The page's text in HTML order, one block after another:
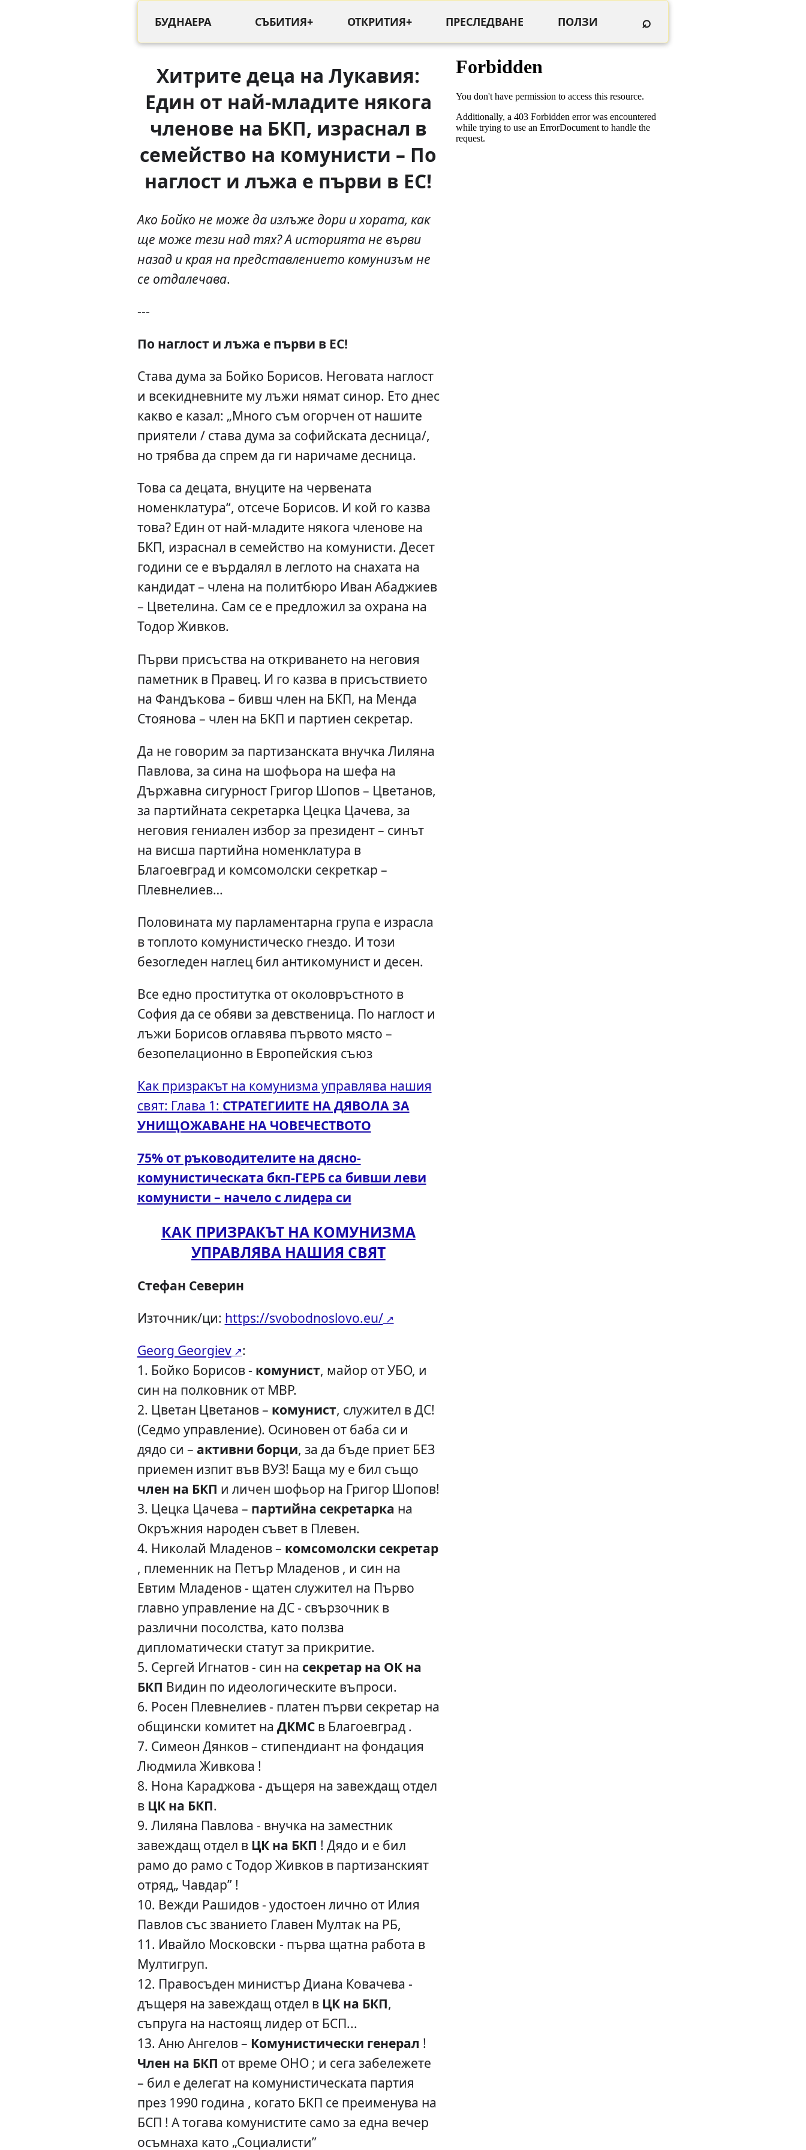
БУДНАЕРА СЪБИТИЯ+ ОТКРИТИЯ+ ПРЕСЛЕДВАНЕ ПОЛЗИ ⌕
Хитрите деца на Лукавия:
Един от най-младите някога
членове на БКП, израснал в
семейство на комунисти – По
наглост и лъжа е първи в ЕС!
Ако Бойко не може да излъже дори и хората, как
ще може тези над тях? А историята не върви
назад и края на представлението комунизъм не
се отдалечава.
---
По наглост и лъжа е първи в ЕС!
Става дума за Бойко Борисов. Неговата наглост
и всекидневните му лъжи нямат синор. Ето днес
какво е казал: „Много съм огорчен от нашите
приятели / става дума за софийската десница/,
но трябва да спрем да ги наричаме десница.
Това са децата, внуците на червената
номенклатура“, отсече Борисов. И кой го казва
това? Един от най-младите някога членове на
БКП, израснал в семейство на комунисти. Десет
години се е върдалял в леглото на снахата на
кандидат – члена на политбюро Иван Абаджиев
– Цветелина. Сам се е предложил за охрана на
Тодор Живков.
Първи присъства на откриването на неговия
паметник в Правец. И го казва в присъствието
на Фандъкова – бивш член на БКП, на Менда
Стоянова – член на БКП и партиен секретар.
Да не говорим за партизанската внучка Лиляна
Павлова, за сина на шофьора на шефа на
Държавна сигурност Григор Шопов – Цветанов,
за партийната секретарка Цецка Цачева, за
неговия гениален избор за президент – синът
на висша партийна номенклатура в
Благоевград и комсомолски секреткар –
Плевнелиев…
Половината му парламентарна група е израсла
в топлото комунистическо гнездо. И този
безогледен наглец бил антикомунист и десен.
Все едно проститутка от околовръстното в
София да се обяви за девственица. По наглост и
лъжи Борисов оглавява първото място –
безопелационно в Европейския съюз
Как призракът на комунизма управлява нашия
свят: Глава 1: СТРАТЕГИИТЕ НА ДЯВОЛА ЗА
УНИЩОЖАВАНЕ НА ЧОВЕЧЕСТВОТО
75% от ръководителите на дясно-
комунистическата бкп-ГЕРБ са бивши леви
комунисти – начело с лидера си
КАК ПРИЗРАКЪТ НА КОМУНИЗМА
УПРАВЛЯВА НАШИЯ СВЯТ
Стефан Северин
Източник/ци: https://svobodnoslovo.eu/
Georg Georgiev
:
1. Бойко Борисов - комунист, майор от УБО, и
син на полковник от МВР.
2. Цветан Цветанов – комунист, служител в ДС!
(Седмо управление). Осиновен от баба си и
дядо си – активни борци, за да бъде приет БЕЗ
приемен изпит във ВУЗ! Баща му е бил също
член на БКП и личен шофьор на Григор Шопов!
3. Цецка Цачева – партийна секретарка на
Окръжния народен съвет в Плевен.
4. Николай Младенов – комсомолски секретар
, племенник на Петър Младенов , и син на
Евтим Младенов - щатен служител на Първо
главно управление на ДС - свързочник в
различни посолства, като ползва
дипломатически статут за прикритие.
5. Сергей Игнатов - син на секретар на ОК на
БКП Видин по идеологическите въпроси.
6. Росен Плевнелиев - платен първи секретар на
общински комитет на ДКМСв Благоевград .
7. Симеон Дянков – стипендиант на фондация
Людмила Живкова !
8. Нона Караджова - дъщеря на завеждащ отдел
в ЦК на БКП.
9. Лиляна Павлова - внучка на заместник
завеждащ отдел в ЦК на БКП ! Дядо и е бил
рамо до рамо с Тодор Живков в партизанският
отряд„ Чавдар” !
10. Вежди Рашидов - удостоен лично от Илия
Павлов със званието Главен Мултак на РБ,
11. Ивайло Московски - първа щатна работа в
Мултигруп.
12. Правосъден министър Диана Ковачева -
дъщеря на завеждащ отдел в ЦК на БКП,
съпруга на настоящ лидер от БСП...
13. Аню Ангелов – Комунистически генерал !
Член на БКП от време ОНО ; и сега забележете
– бил е делегат на комунистическата партия
през 1990 година , когато БКП се преименува на
БСП ! А тогава комунистите само за една вечер
осъмнаха като „Социалисти”